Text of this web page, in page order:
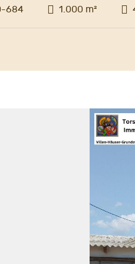
684 1.000 m²